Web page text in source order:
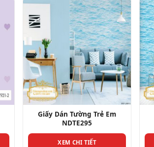
Giấy Dán Tường Trẻ Em
NDTE297
XEM CHI TIẾT